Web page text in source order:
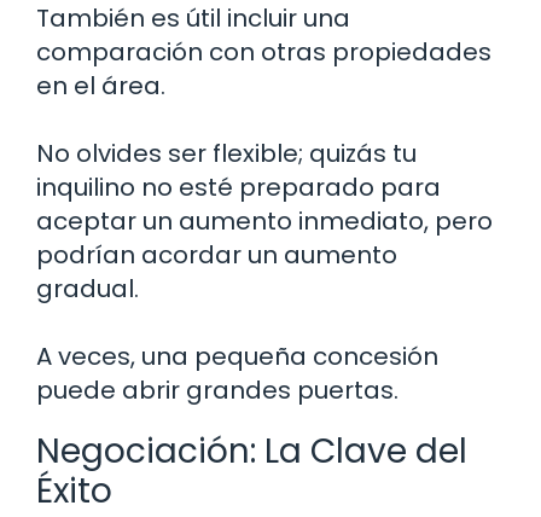
También es útil incluir una
comparación con otras propiedades
en el área.
No olvides ser flexible; quizás tu
inquilino no esté preparado para
aceptar un aumento inmediato, pero
podrían acordar un aumento
gradual.
A veces, una pequeña concesión
puede abrir grandes puertas.
Negociación: La Clave del
Éxito